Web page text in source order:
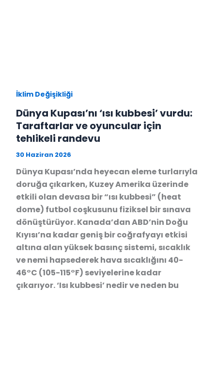
İklim Değişikliği
Dünya Kupası’nı ‘ısı kubbesi’ vurdu:
Taraftarlar ve oyuncular için
tehlikeli randevu
30 Haziran 2026
Dünya Kupası’nda heyecan eleme turlarıyla
doruğa çıkarken, Kuzey Amerika üzerinde
etkili olan devasa bir “ısı kubbesi” (heat
dome) futbol coşkusunu fiziksel bir sınava
dönüştürüyor. Kanada’dan ABD’nin Doğu
Kıyısı’na kadar geniş bir coğrafyayı etkisi
altına alan yüksek basınç sistemi, sıcaklık
ve nemi hapsederek hava sıcaklığını 40-
46°C (105-115°F) seviyelerine kadar
çıkarıyor. ‘Isı kubbesi’ nedir ve neden bu